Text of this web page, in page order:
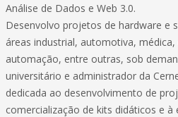
Análise de Dados e Web 3.0.
Desenvolvo projetos de hardware e
áreas industrial, automotiva,
automação, entre outras, sob
universitário e administrador da
dedicada ao desenvolvimento de
comercialização de kits didáticos e à